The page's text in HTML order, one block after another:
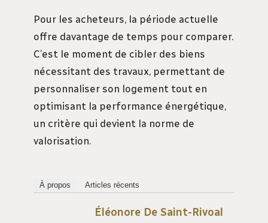
Pour les acheteurs, la période actuelle
offre davantage de temps pour comparer.
C’est le moment de cibler des biens
nécessitant des travaux, permettant de
personnaliser son logement tout en
optimisant la performance énergétique,
un critère qui devient la norme de
valorisation.
À propos Articles récents
Éléonore De Saint-Rivoal